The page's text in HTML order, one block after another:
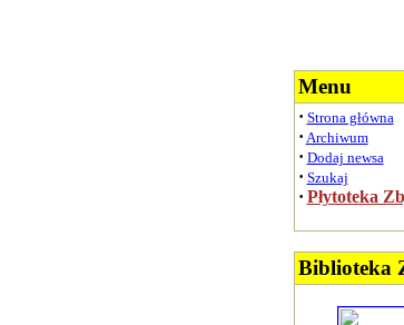
Menu
· Strona główna
· Archiwum
· Dodaj newsa
· Szukaj
· Płytoteka
Biblioteka